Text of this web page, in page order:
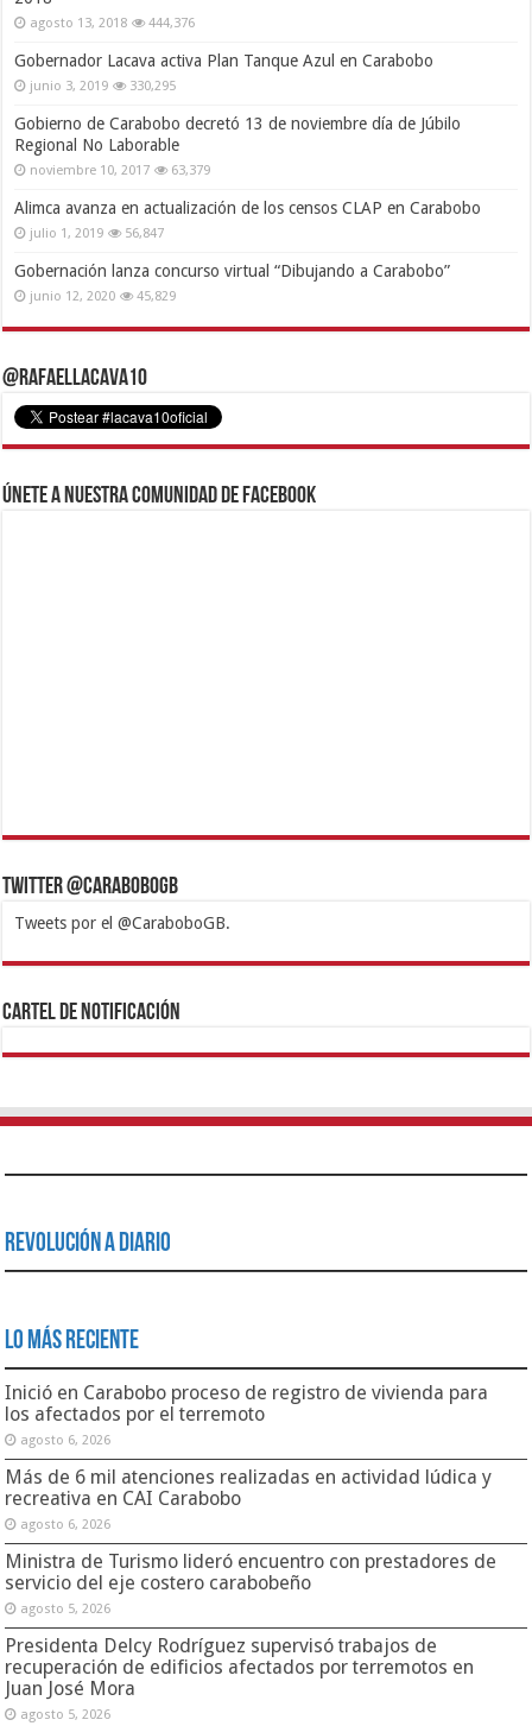
agosto 13, 2018 444,376
Gobernador Lacava activa Plan Tanque Azul en Carabobo
junio 3, 2019 330,295
Gobierno de Carabobo decretó 13 de noviembre día de Júbilo
Regional No Laborable
noviembre 10, 2017 63,379
Alimca avanza en actualización de los censos CLAP en Carabobo
julio 1, 2019 56,847
Gobernación lanza concurso virtual “Dibujando a Carabobo”
junio 12, 2020 45,829
@RafaelLacava10
Únete a nuestra comunidad de Facebook
Twitter @CaraboboGB
Tweets por el @CaraboboGB.
1xbetBetturkeyBetistKralbetSupertotobetTipobetMatadorbetMariobet
https://mvbcasino.com/
Cartel de Notificación
Revolución a Diario
Lo Más Reciente
Inició en Carabobo proceso de registro de vivienda para
los afectados por el terremoto
agosto 6, 2026
Más de 6 mil atenciones realizadas en actividad lúdica y
recreativa en CAI Carabobo
agosto 6, 2026
Ministra de Turismo lideró encuentro con prestadores de
servicio del eje costero carabobeño
agosto 5, 2026
Presidenta Delcy Rodríguez supervisó trabajos de
recuperación de edificios afectados por terremotos en
Juan José Mora
agosto 5, 2026